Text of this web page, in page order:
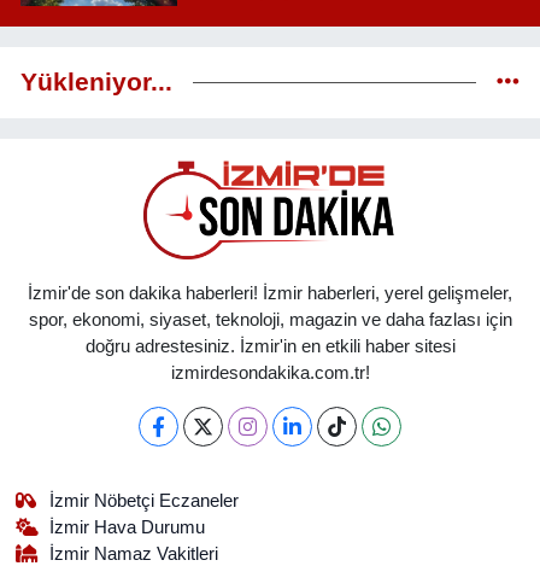
Yükleniyor...
İzmir'de son dakika haberleri! İzmir haberleri, yerel gelişmeler,
spor, ekonomi, siyaset, teknoloji, magazin ve daha fazlası için
doğru adrestesiniz. İzmir'in en etkili haber sitesi
izmirdesondakika.com.tr!
İzmir Nöbetçi Eczaneler
İzmir Hava Durumu
İzmir Namaz Vakitleri